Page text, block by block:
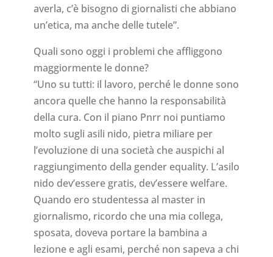
averla, c’è bisogno di giornalisti che abbiano
un’etica, ma anche delle tutele”.
Quali sono oggi i problemi che affliggono
maggiormente le donne?
“Uno su tutti: il lavoro, perché le donne sono
ancora quelle che hanno la responsabilità
della cura. Con il piano Pnrr noi puntiamo
molto sugli asili nido, pietra miliare per
l’evoluzione di una società che auspichi al
raggiungimento della gender equality. L’asilo
nido dev’essere gratis, dev’essere welfare.
Quando ero studentessa al master in
giornalismo, ricordo che una mia collega,
sposata, doveva portare la bambina a
lezione e agli esami, perché non sapeva a chi